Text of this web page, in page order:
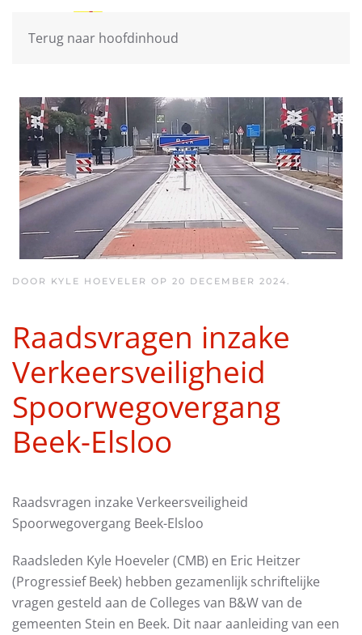
Terug naar hoofdinhoud
DOOR KYLE HOEVELER OP 20 DECEMBER 2024.
Raadsvragen inzake
Verkeersveiligheid
Spoorwegovergang
Beek-Elsloo
Raadsvragen inzake Verkeersveiligheid
Spoorwegovergang Beek-Elsloo
Raadsleden Kyle Hoeveler (CMB) en Eric Heitzer
(Progressief Beek) hebben gezamenlijk schriftelijke
vragen gesteld aan de Colleges van B&W van de
gemeenten Stein en Beek. Dit naar aanleiding van een